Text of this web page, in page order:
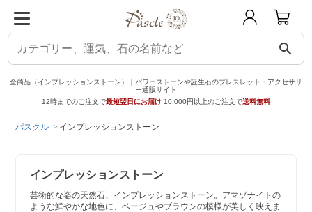
search
全商品（インプレッションストーン）｜パワーストーンや誕生石のブレスレット・アクセサリ
ー通販サイト
12時までのご注文で最短翌日にお届け 10,000円以上のご注文で送料無料
パスクル インプレッションストーン
インプレッションストーン
芸術的な姿の天然石、インプレッションストーン。アマゾナイトの
ような鮮やかな地色に、ベージュやブラウンの模様が美しく映えま